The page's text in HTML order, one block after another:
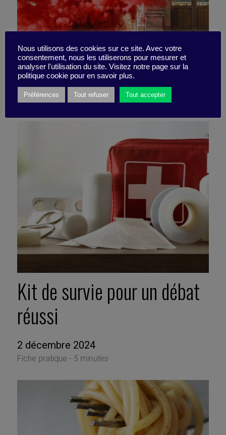
Faire face à l’indignation
6 janvier 2025
Synthèse -8 minutes
Kit de survie pour un débat
réussi
2 décembre 2024
Fiche pratique - 5 minutes
Nous utilisons des cookies sur ce site. Avec votre
consentement, nous les utiliserons pour mesurer et
analyser l'utilisation du site. Visitez notre page sur la
politique cookie pour en savoir plus.
Préférences Tout refuser Tout accepter